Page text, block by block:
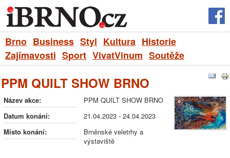
Brno Business Styl Kultura Historie
Zajímavosti Sport VivatVinum Soutěže
PPM QUILT SHOW BRNO
Název akce:
PPM QUILT SHOW BRNO
Datum konání:
21.04.2023 - 24.04.2023
Místo konání:
Brněnské veletrhy a
výstaviště